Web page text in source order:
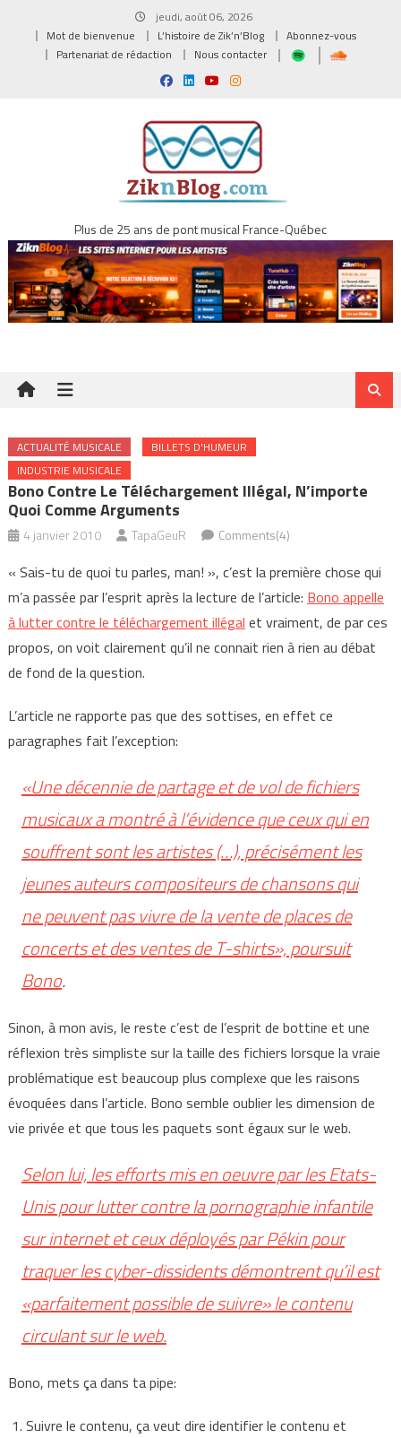
jeudi, août 06, 2026
Mot de bienvenue
L’histoire de Zik’n’Blog
Abonnez-vous
Partenariat de rédaction
Nous contacter
Plus de 25 ans de pont musical France-Québec
ACTUALITÉ MUSICALE
BILLETS D'HUMEUR
INDUSTRIE MUSICALE
Bono Contre Le Téléchargement Illégal, N’importe
Quoi Comme Arguments
4 janvier 2010 TapaGeuR Comments(4)
« Sais-tu de quoi tu parles, man! », c’est la première chose qui
m’a passée par l’esprit après la lecture de l’article: Bono appelle
à lutter contre le téléchargement illégal et vraiment, de par ces
propos, on voit clairement qu’il ne connait rien à rien au débat
de fond de la question.
L’article ne rapporte pas que des sottises, en effet ce
paragraphes fait l’exception:
«Une décennie de partage et de vol de fichiers
musicaux a montré à l’évidence que ceux qui en
souffrent sont les artistes (…), précisément les
jeunes auteurs compositeurs de chansons qui
ne peuvent pas vivre de la vente de places de
concerts et des ventes de T-shirts», poursuit
Bono.
Sinon, à mon avis, le reste c’est de l’esprit de bottine et une
réflexion très simpliste sur la taille des fichiers lorsque la vraie
problématique est beaucoup plus complexe que les raisons
évoquées dans l’article. Bono semble oublier les dimension de
vie privée et que tous les paquets sont égaux sur le web.
Selon lui, les efforts mis en oeuvre par les Etats-
Unis pour lutter contre la pornographie infantile
sur internet et ceux déployés par Pékin pour
traquer les cyber-dissidents démontrent qu’il est
«parfaitement possible de suivre» le contenu
circulant sur le web.
Bono, mets ça dans ta pipe:
Suivre le contenu, ça veut dire identifier le contenu et